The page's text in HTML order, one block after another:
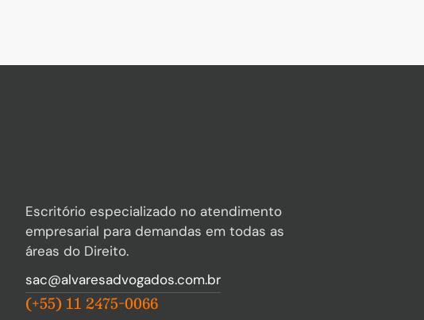
Escritório especializado no atendimento
empresarial para demandas em todas as
áreas do Direito.
sac@alvaresadvogados.com.br
(+55) 11 2475-0066